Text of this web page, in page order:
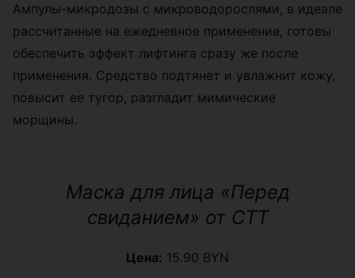
Ампулы-микродозы с микроводорослями, в идеале
рассчитанные на ежедневное применение, готовы
обеспечить эффект лифтинга сразу же после
применения. Средство подтянет и увлажнит кожу,
повысит ее тугор, разгладит мимические
морщины.
Маска для лица «Перед
свиданием» от CTT
Цена: 15.90 BYN